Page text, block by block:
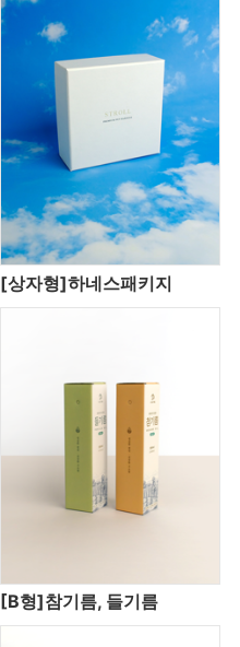
[상자형]하네스패키지
[B형]참기름, 들기름